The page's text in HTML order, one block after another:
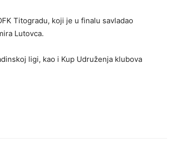
Titogradu, koji je u finalu savladao
Lutovca.
ligi, kao i Kup Udruženja klubova